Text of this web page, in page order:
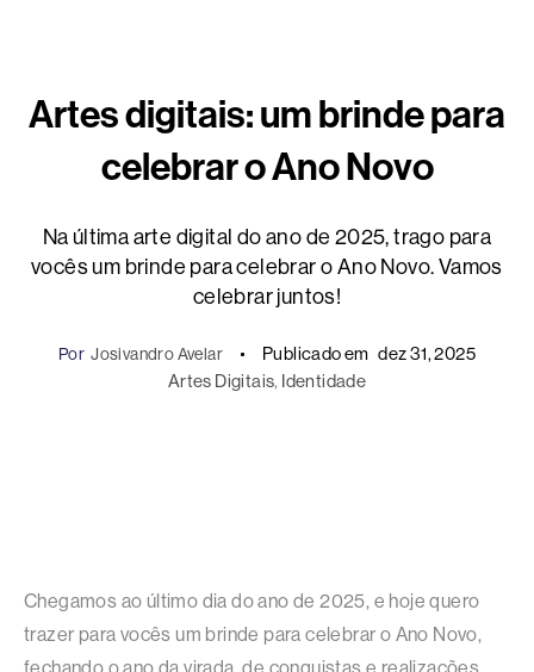
Artes digitais: um brinde para
celebrar o Ano Novo
Na última arte digital do ano de 2025, trago para
vocês um brinde para celebrar o Ano Novo. Vamos
celebrar juntos!
Por Josivandro Avelar Publicado em dez 31, 2025
Artes Digitais, Identidade
Chegamos ao último dia do ano de 2025, e hoje quero
trazer para vocês um brinde para celebrar o Ano Novo,